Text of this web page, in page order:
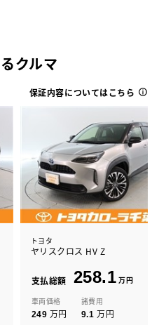
クルマ
保証内容についてはこちら
トヨタ
ヤリスクロス HV Z
支払総額 258.1 万円
車両価格
249 万円
諸費用
9.1 万円